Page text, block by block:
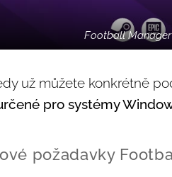
Football
už můžete konkrétně
pro systémy
požadavky